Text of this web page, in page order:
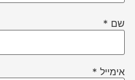
שם *
אימייל *